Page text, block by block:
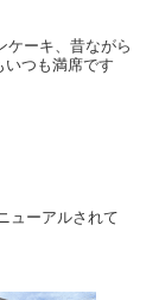
ケーキ、昔ながら
つも満席です
ューアルされて